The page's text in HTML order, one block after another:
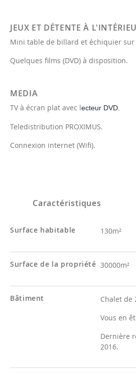
JEUX ET DÉTENTE À
Mini table de billard et échiquier sur
Quelques films (DVD) à disposition.
MEDIA
TV à écran plat avec lecteur DVD.
Teledistribution PROXIMUS.
Connexion internet (Wifi).
Caractéristiques
Surface habitable 130m²
Surface de la propriété 30000m²
Bâtiment
Chalet de
Vous en
Dernière
2016.